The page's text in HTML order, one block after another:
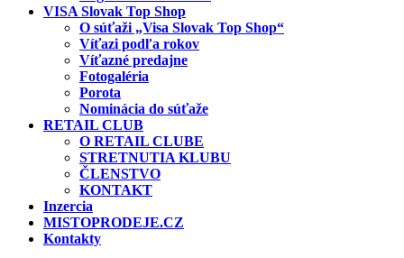
VISA Slovak Top Shop
O súťaži „Visa Slovak Top Shop“
Víťazi podľa rokov
Víťazné predajne
Fotogaléria
Porota
Nominácia do súťaže
RETAIL CLUB
O RETAIL CLUBE
STRETNUTIA KLUBU
ČLENSTVO
KONTAKT
Inzercia
MISTOPRODEJE.CZ
Kontakty